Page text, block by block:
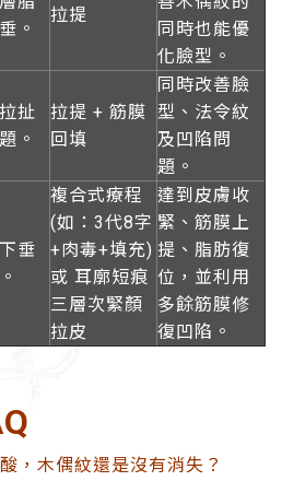
。
拉提
同時也能優
化臉型。
扯
。
拉提 + 筋膜
回填
同時改善臉
型、法令紋
及凹陷問
題。
垂
複合式療程
(如：3代8字
+肉毒+填充)
或 耳廓短痕
三層次緊顏
拉皮
達到 皮膚收
緊、筋膜上
提、脂肪復
位 ，並利用
多餘筋膜修
復凹陷。
，木偶紋還是沒有消失？